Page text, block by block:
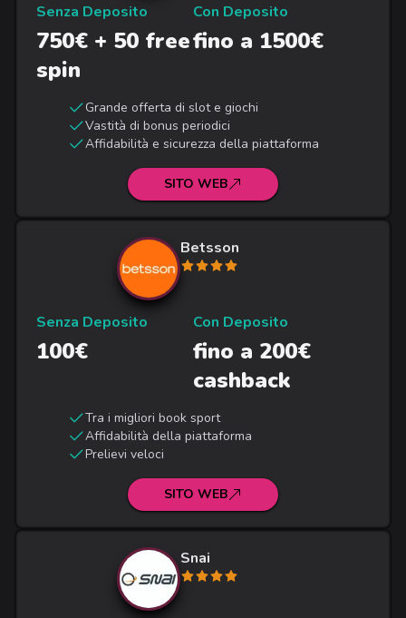
Senza Deposito
750€ + 50 free
spin
Con Deposito
fino a 1500€
Grande offerta di slot e giochi
Vastità di bonus periodici
Affidabilità e sicurezza della piattaforma
SITO WEB
Betsson
Senza Deposito
100€
Con Deposito
fino a 200€
cashback
Tra i migliori book sport
Affidabilità della piattaforma
Prelievi veloci
SITO WEB
Snai